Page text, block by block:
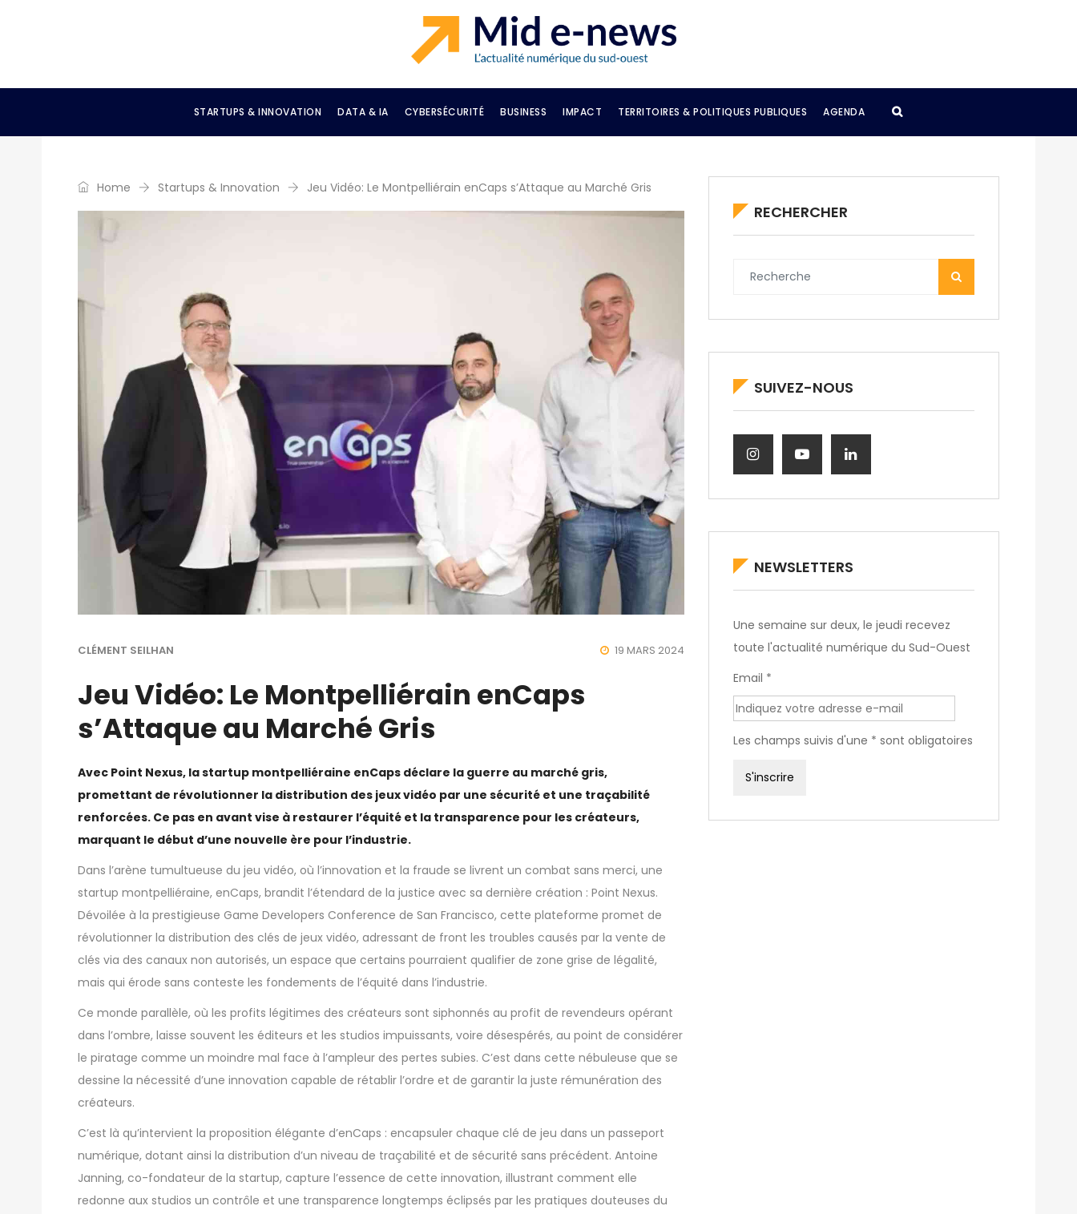
STARTUPS & INNOVATION DATA & IA CYBERSÉCURITÉ BUSINESS IMPACT TERRITOIRES & POLITIQUES PUBLIQUES AGENDA
Home Startups & Innovation Jeu Vidéo: Le Montpelliérain enCaps s’Attaque au Marché Gris
CLÉMENT SEILHAN 19 MARS 2024
Jeu Vidéo: Le Montpelliérain enCaps
s’Attaque au Marché Gris
Avec Point Nexus, la startup montpelliéraine enCaps déclare la guerre au marché gris,
promettant de révolutionner la distribution des jeux vidéo par une sécurité et une traçabilité
renforcées. Ce pas en avant vise à restaurer l’équité et la transparence pour les créateurs,
marquant le début d’une nouvelle ère pour l’industrie.
Dans l’arène tumultueuse du jeu vidéo, où l’innovation et la fraude se livrent un combat sans merci, une
startup montpelliéraine, enCaps, brandit l’étendard de la justice avec sa dernière création : Point Nexus.
Dévoilée à la prestigieuse Game Developers Conference de San Francisco, cette plateforme promet de
révolutionner la distribution des clés de jeux vidéo, adressant de front les troubles causés par la vente de
clés via des canaux non autorisés, un espace que certains pourraient qualifier de zone grise de légalité,
mais qui érode sans conteste les fondements de l’équité dans l’industrie.
Ce monde parallèle, où les profits légitimes des créateurs sont siphonnés au profit de revendeurs opérant
dans l’ombre, laisse souvent les éditeurs et les studios impuissants, voire désespérés, au point de considérer
le piratage comme un moindre mal face à l’ampleur des pertes subies. C’est dans cette nébuleuse que se
dessine la nécessité d’une innovation capable de rétablir l’ordre et de garantir la juste rémunération des
créateurs.
C’est là qu’intervient la proposition élégante d’enCaps : encapsuler chaque clé de jeu dans un passeport
numérique, dotant ainsi la distribution d’un niveau de traçabilité et de sécurité sans précédent. Antoine
Janning, co-fondateur de la startup, capture l’essence de cette innovation, illustrant comment elle
redonne aux studios un contrôle et une transparence longtemps éclipsés par les pratiques douteuses du
RECHERCHER
SUIVEZ-NOUS
NEWSLETTERS
Une semaine sur deux, le jeudi recevez
toute l'actualité numérique du Sud-Ouest
Email *
Les champs suivis d'une * sont obligatoires